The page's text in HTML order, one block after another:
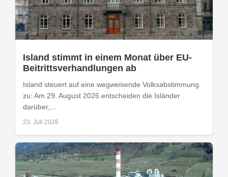
Island stimmt in einem Monat über EU-
Beitrittsverhandlungen ab
Island steuert auf eine wegweisende Volksabstimmung
zu: Am 29. August 2026 entscheiden die Isländer
darüber,...
23. Juli 2026